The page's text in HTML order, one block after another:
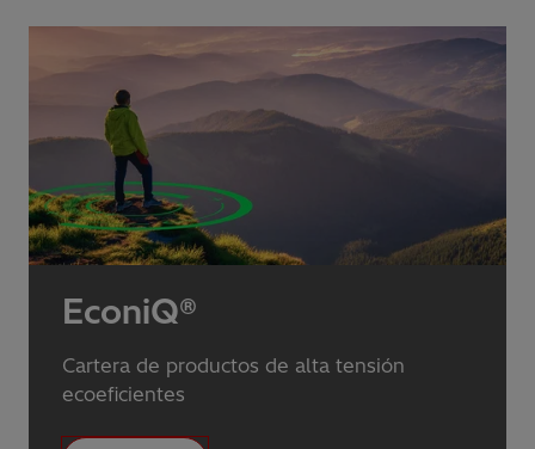
EconiQ®
Cartera de productos de alta tensión
ecoeficientes